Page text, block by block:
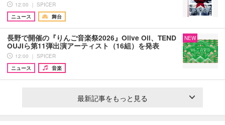
12:00 ｜ SPICER
ニュース
舞台
長野で開催の『りんご音楽祭2026』Olive Oil、TEND
OUJIら第11弾出演アーティスト（16組）を発表
12:00 ｜ SPICER
ニュース
音楽
NEW
最新記事をもっと見る